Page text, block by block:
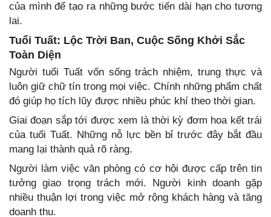
của mình để tạo ra những bước tiến dài hạn cho tương
lai.
Tuổi Tuất: Lộc Trời Ban, Cuộc Sống Khởi Sắc
Toàn Diện
Người tuổi Tuất vốn sống trách nhiệm, trung thực và
luôn giữ chữ tín trong mọi việc. Chính những phẩm chất
đó giúp họ tích lũy được nhiều phúc khí theo thời gian.
Giai đoạn sắp tới được xem là thời kỳ đơm hoa kết trái
của tuổi Tuất. Những nỗ lực bền bỉ trước đây bắt đầu
mang lại thành quả rõ ràng.
Người làm việc văn phòng có cơ hội được cấp trên tin
tưởng giao trọng trách mới. Người kinh doanh gặp
nhiều thuận lợi trong việc mở rộng khách hàng và tăng
doanh thu.